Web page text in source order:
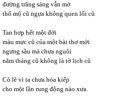
đường trăng sáng vẫn mờ
thổ mộ cũ ngựa không quen lối cũ
Tan hợp hết một đời
màu mực cũ của một bài thơ mới
ngưng sầu mà chưa nguôi
năm tháng cũ không là tờ lịch cũ
Có lẽ vì ta chưa hóa kiếp
cho một lần rung động nào xưa.